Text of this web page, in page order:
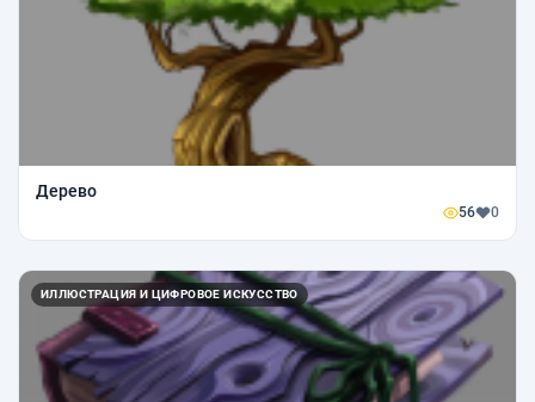
Дерево
56 0
ИЛЛЮСТРАЦИЯ И ЦИФРОВОЕ ИСКУССТВО